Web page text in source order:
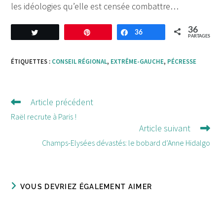
les idéologies qu’elle est censée combattre…
Enregistrer Partagez
36 36
PARTAGES
ÉTIQUETTES : CONSEIL RÉGIONAL, EXTRÊME-GAUCHE, PÉCRESSE
Lire
d'autres
Article précédent
Raël recrute à Paris !
Article suivant
Champs-Elysées dévastés: le bobard d’Anne Hidalgo
VOUS DEVRIEZ ÉGALEMENT AIMER